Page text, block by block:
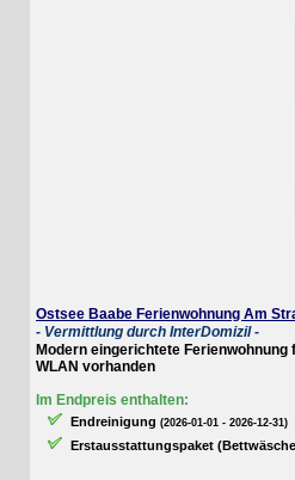
Ostsee Baabe Ferienwohnung Am
- Vermittlung durch InterDomizil -
Modern eingerichtete Ferienwohnung für
WLAN vorhanden
Im Endpreis enthalten:
Endreinigung(2026-01-01 - 2026-12-31)
Erstausstattungspaket (Bettwäsche,